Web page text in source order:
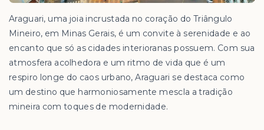
Araguari, uma joia incrustada no coração do Triângulo
Mineiro, em Minas Gerais, é um convite à serenidade e ao
encanto que só as cidades interioranas possuem. Com sua
atmosfera acolhedora e um ritmo de vida que é um
respiro longe do caos urbano, Araguari se destaca como
um destino que harmoniosamente mescla a tradição
mineira com toques de modernidade.